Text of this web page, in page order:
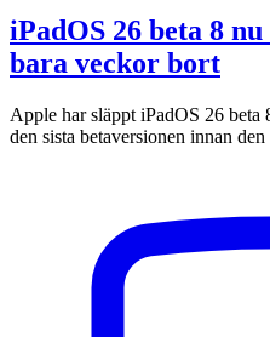
iPadOS 26 beta 8
bara veckor bort
Apple har släppt iPadOS 26
den sista betaversionen innan